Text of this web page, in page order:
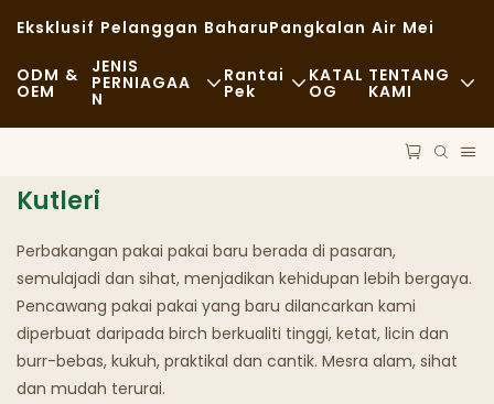
Eksklusif Pelanggan BaharuPangkalan Air Mei
ODM &
OEM
JENIS
PERNIAGAA
N
Makanan Segera
Kafe Dan Kedai Kopi
Bufet
Trak Makanan
Rantai
Pek
Teknologi
KATAL
OG
TENTANG
KAMI
FAQS
Blog
Kutleri
Perbakangan pakai pakai baru berada di pasaran,
semulajadi dan sihat, menjadikan kehidupan lebih bergaya.
Pencawang pakai pakai yang baru dilancarkan kami
diperbuat daripada birch berkualiti tinggi, ketat, licin dan
burr-bebas, kukuh, praktikal dan cantik. Mesra alam, sihat
dan mudah terurai.